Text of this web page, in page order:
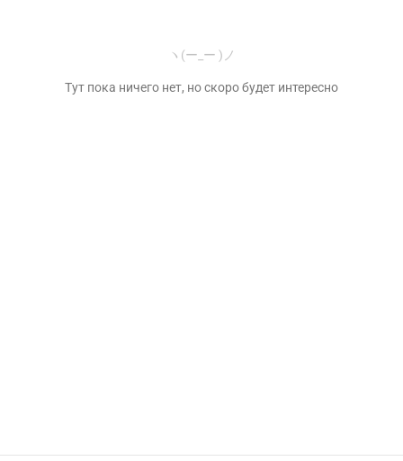
ヽ(ー_ー )ノ
Тут пока ничего нет, но скоро будет интересно